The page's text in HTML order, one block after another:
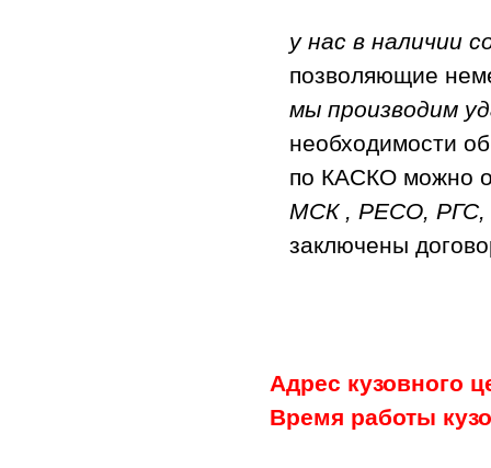
у нас в наличии
позволяющие
мы производим
необходимости
по КАСКО можно
МСК , РЕСО, РГС,
заключены
Адрес кузовного
Время работы